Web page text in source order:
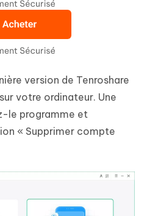
version de Tenroshare
votre ordinateur. Une
le programme et
« Supprimer compte